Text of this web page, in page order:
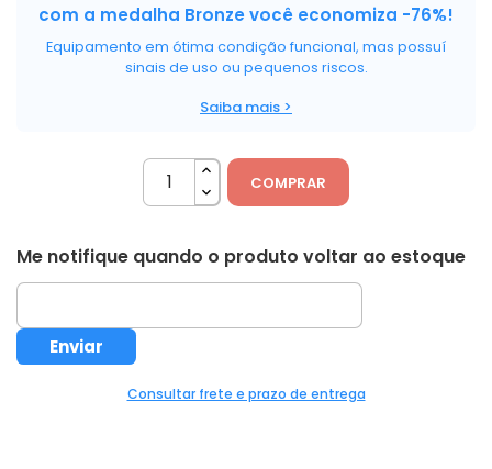
com a medalha Bronze você economiza -76%!
Equipamento em ótima condição funcional, mas possuí
sinais de uso ou pequenos riscos.
Saiba mais >
COMPRAR
Me notifique quando o produto voltar ao estoque
Consultar frete e prazo de entrega